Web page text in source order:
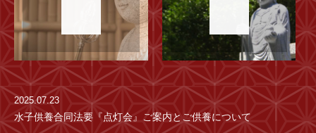
2025.07.23
水子供養合同法要『点灯会』ご案内とご供養について